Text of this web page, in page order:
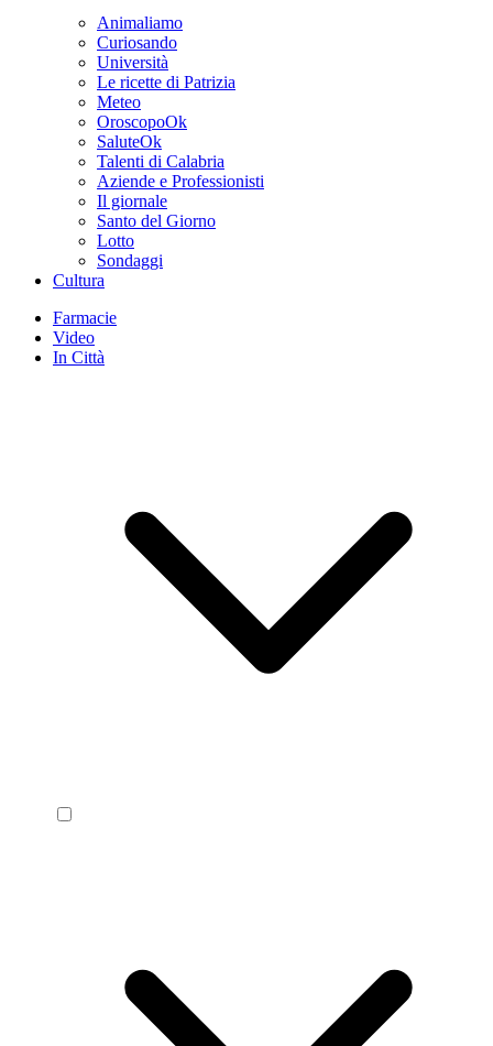
Animaliamo
Curiosando
Università
Le ricette di Patrizia
Meteo
OroscopoOk
SaluteOk
Talenti di Calabria
Aziende e Professionisti
Il giornale
Santo del Giorno
Lotto
Sondaggi
Cultura
Farmacie
Video
In Città